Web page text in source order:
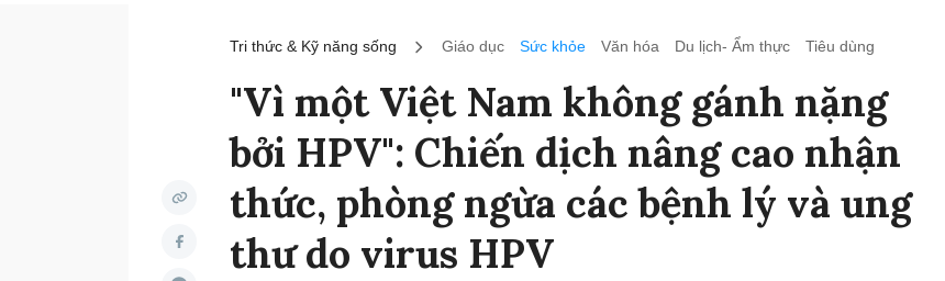
Tri thức & Kỹ năng sống Giáo dục Sức khỏe Văn hóa Du lịch- Ẩm thực Tiêu dùng
"Vì một Việt Nam không gánh nặng
bởi HPV": Chiến dịch nâng cao nhận
thức, phòng ngừa các bệnh lý và ung
thư do virus HPV